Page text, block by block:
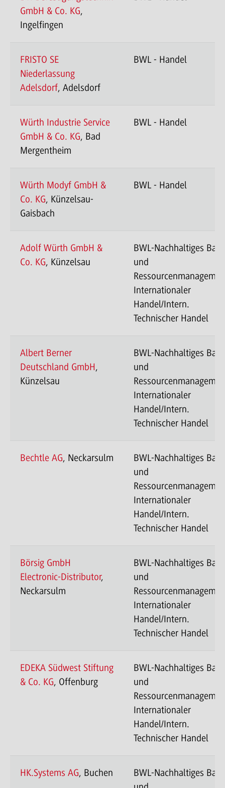
GmbH & Co. KG,
Ingelfingen
FRISTO SE
Niederlassung
Adelsdorf, Adelsdorf
BWL - Handel
Würth Industrie Service
GmbH & Co. KG, Bad
Mergentheim
BWL - Handel
Würth Modyf GmbH &
Co. KG, Künzelsau-
Gaisbach
BWL - Handel
Adolf Würth GmbH &
Co. KG, Künzelsau
BWL-Nachhaltiges
und
Internationaler
Handel/Intern.
Technischer Handel
Albert Berner
Deutschland GmbH,
Künzelsau
BWL-Nachhaltiges
und
Internationaler
Handel/Intern.
Technischer Handel
Bechtle AG, Neckarsulm
BWL-Nachhaltiges
und
Internationaler
Handel/Intern.
Technischer Handel
Börsig GmbH
Electronic-Distributor,
Neckarsulm
BWL-Nachhaltiges
und
Internationaler
Handel/Intern.
Technischer Handel
EDEKA Südwest Stiftung
& Co. KG, Offenburg
BWL-Nachhaltiges
und
Internationaler
Handel/Intern.
Technischer Handel
HK.Systems AG, Buchen
BWL-Nachhaltiges